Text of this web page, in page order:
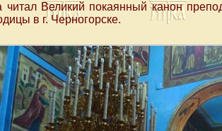
Великий покаянный канон
в г. Черногорске.